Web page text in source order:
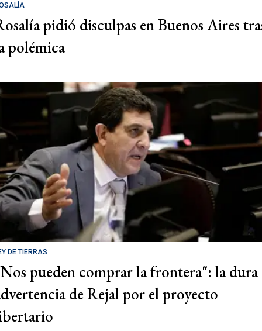
pidió disculpas en Buenos Aires
polémica
DE TIERRAS
pueden comprar la frontera": la dura
de Rejal por el proyecto